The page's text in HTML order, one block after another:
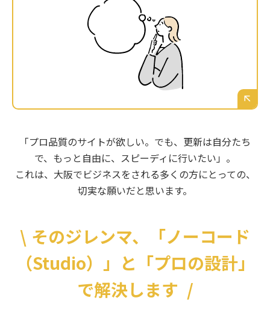
無料の作成ツールで自作も考えたが、デザイン
や情報設計がうまくいかず、大阪のお客様から
の信頼を失いかねない「素人っぽい」サイトに
なってしまうのは絶対に避けたい。
「プロ品質のサイトが欲しい。でも、更新は自分たち
で、もっと自由に、スピーディに行いたい」。
これは、大阪でビジネスをされる多くの方にとっての、
切実な願いだと思います。
\ そのジレンマ、「ノーコード
（Studio）」と「プロの設計」
で解決します /